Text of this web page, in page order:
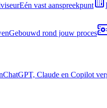
Eén vast aanspreekpunt
Gebouwd rond jouw proces
ChatGPT, Claude en Copilot